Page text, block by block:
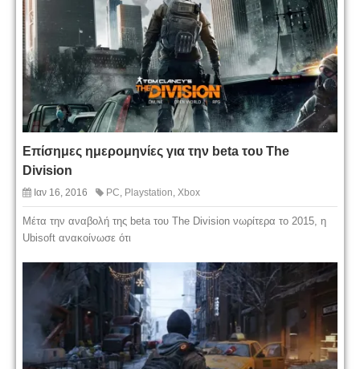
Επίσημες ημερομηνίες για την beta του The
Division
Ιαν 16, 2016 PC, Playstation, Xbox
Μέτα την αναβολή της beta του The Division νωρίτερα το 2015, η
Ubisoft ανακοίνωσε ότι